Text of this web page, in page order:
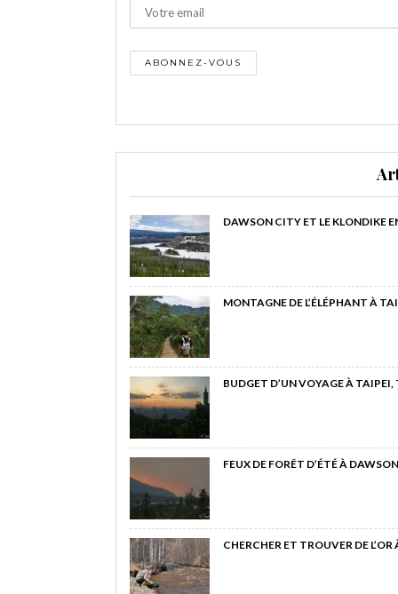
DAWSON CITY ET LE KLONDIKE
MONTAGNE DE L’ÉLÉPHANT À
BUDGET D’UN VOYAGE À
FEUX DE FORÊT D’ÉTÉ À
CHERCHER ET TROUVER DE